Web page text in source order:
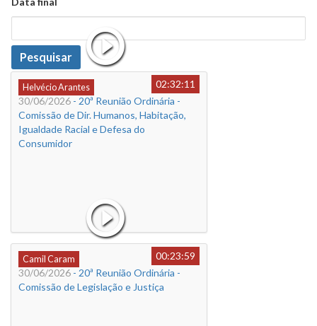
Data
Pesquisar
Helvécio Arantes
02:32:11
30/06/2026 - 20ª Reunião Ordinária -
Comissão de Dir. Humanos, Habitação,
Igualdade Racial e Defesa do
Consumidor
Camil Caram
00:23:59
30/06/2026 - 20ª Reunião Ordinária -
Comissão de Legislação e Justiça